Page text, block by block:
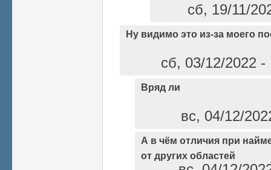
сб, 19/11/
Ну видимо это из-за моего
сб, 03/12/2022
Вряд ли
вс, 04/12/
А в чём отличия при
от других областей